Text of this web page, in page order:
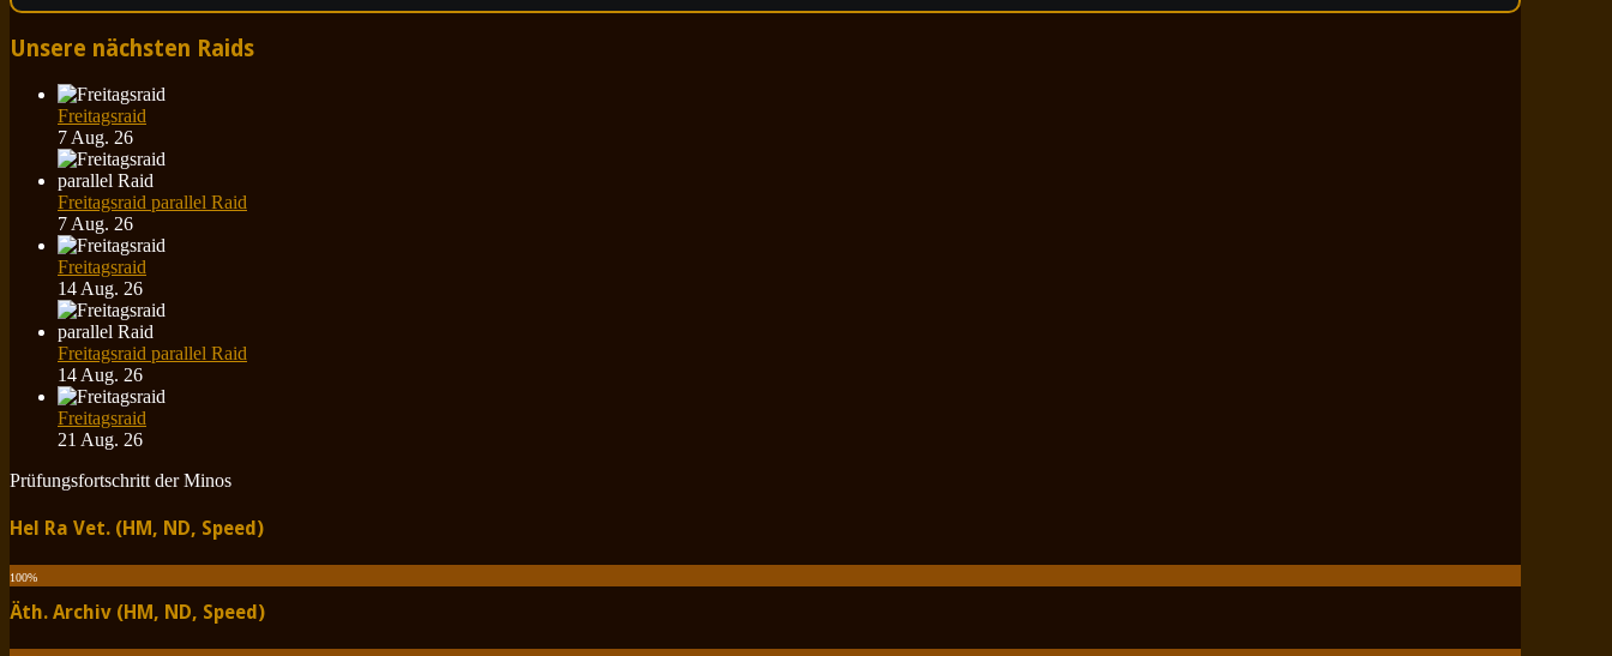
Unsere nächsten Raids
Freitagsraid
7 Aug. 26
Freitagsraid parallel Raid
7 Aug. 26
Freitagsraid
14 Aug. 26
Freitagsraid parallel Raid
14 Aug. 26
Freitagsraid
21 Aug. 26
Prüfungsfortschritt der Minos
Hel Ra Vet. (HM, ND, Speed)
100%
Äth. Archiv (HM, ND, Speed)